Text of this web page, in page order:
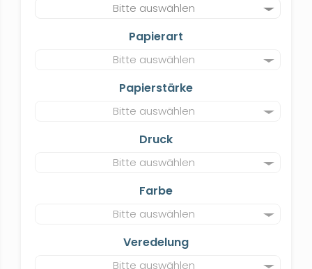
Bitte auswählen
Papierart
Bitte auswählen
Papierstärke
Bitte auswählen
Druck
Bitte auswählen
Farbe
Bitte auswählen
Veredelung
Bitte auswählen